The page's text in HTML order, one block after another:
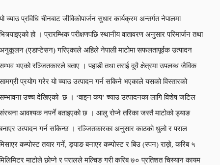
च्याउ प्रविधि चीनबाट जीविकोपार्जन सुधार कार्यक्रम अन्तर्गत नेपालमा
हो । प्रारम्भिक परीक्षणपछि स्थानीय वातावरण अनुसार परिमार्जन तथा
(एडाप्टेसन) गरिएकाले अहिले नेपाली माटोमा सफलतापूर्वक उत्पादन
भएको रञ्जितकारले बताए । पहाडी तथा तराई दुवै क्षेत्रमा उपलब्ध जैविक
प्रयोग गरेर यो च्याउ उत्पादन गर्न सकिने भएकाले यसको विस्तारको
उच्च देखिएको छ । ‘वाइन कप’ च्याउ उत्पादनका लागि विशेष जटिल
आवश्यक नपर्ने बताइएको छ । आलु रोप्ने तरिका जस्तै माटोको ड्याङ
उत्पादन गर्न सकिन्छ । रञ्जितकारका अनुसार काठको धुलो र पराल
कम्पोस्ट तयार गर्ने, ड्याङ बनाएर कम्पोस्ट र बिउ (स्पन) राख्ने, करिब ५
माटोले छोप्ने र परालले मल्चिङ गरी करिब ७० प्रतिशत चिस्यान कायम